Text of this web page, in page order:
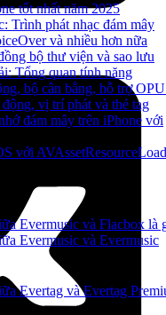
tốt nhất năm 2025
Trình phát nhạc đám mây
và nhiều hơn nữa
bộ thư viện và sao lưu
Tổng quan tính năng
bộ cân bằng, hỗ trợ
vị trí phát và thẻ tag
đám mây trên iPhone với
với
Evermusic và Flacbox là
Evermusic và Evermusic
Evertag và Evertag